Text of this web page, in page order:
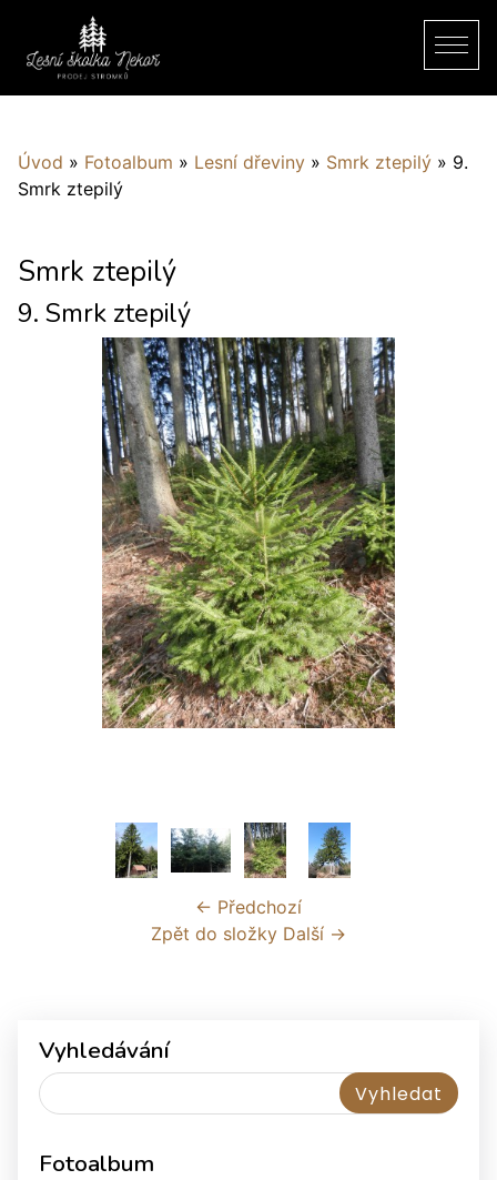
Úvod » Fotoalbum » Lesní dřeviny » Smrk ztepilý » 9.
Smrk ztepilý
Smrk ztepilý
9. Smrk ztepilý
← Předchozí
Zpět do složky Další →
Vyhledávání
Fotoalbum